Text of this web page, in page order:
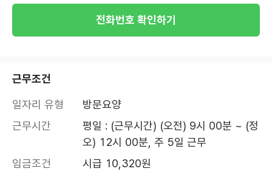
전화번호 확인하기
근무조건
일자리 유형
방문요양
근무시간
평일 : (근무시간) (오전) 9시 00분 ~ (정
오) 12시 00분, 주 5일 근무
임금조건
시급 10,320원